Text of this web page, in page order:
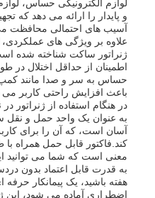
تماس با ما
اخبار
همه موارد
درخواست نقل قول
لوازم الکترونیکی حساس،
و پایدار را ارائه می دهد که
آسیب های احتمالی محافظت
علاوه بر ویژگی های عملکردی،
ژنراتور ساکت شناخته شده
اطمینان از حداقل اختلال در
حساس به سر و صدا مانند
باعث افزایش راحتی کاربر
در هنگام استفاده از ژنراتور
به عنوان یک واحد حمل و
آسان است، که آن را برای
کند.فاکتور قابل حمل همراه
معنی است که شما می توانید
به قدرت قابل اعتماد بدون
هفته باشید، یک پیمانکار
اضطراری آماده می شود، این